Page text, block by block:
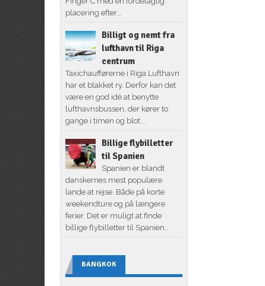
placering efter...
Billigt og nemt fra
lufthavn til Riga
centrum
Taxichaufførerne i Riga Lufthavn
har et blakket ry. Derfor kan det
være en god idé at benytte
lufthavnsbussen, der kører to
gange i timen og blot...
Billige flybilletter
til Spanien
Spanien er blandt
danskernes mest populære
lande at rejse. Både på korte
weekendture og på længere
ferier. Det er muligt at finde
billige flybilletter til Spanien...
BANGKOK